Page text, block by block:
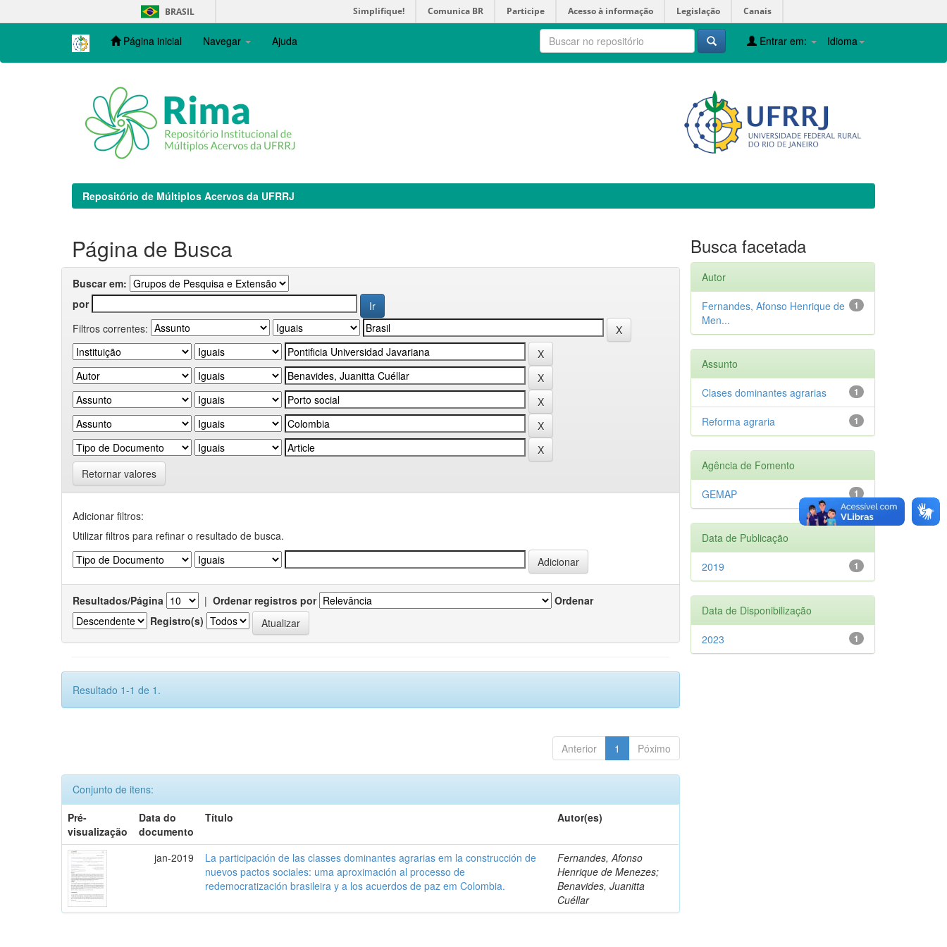
navigation
BRASIL Simplifique! Comunica BR Participe Acesso à informação Legislação Canais
Página inicial Navegar Ajuda Idioma
Entrar em:
Repositório de Múltiplos Acervos da UFRRJ
Página de Busca
Buscar em:
por
Filtros correntes:
Retornar valores
Adicionar filtros:
Utilizar filtros para refinar o resultado de busca.
Resultados/Página | Ordenar registros por
Ordenar
Registro(s)
Resultado 1-1 de 1.
Anterior 1 Póximo
Conjunto de itens:
Pré-
visualização
Data do
documento
Título Autor(es)
jan-2019
La participación de las classes dominantes agrarias em la construcción de
nuevos pactos sociales: uma aproximación al processo de
redemocratización brasileira y a los acuerdos de paz em Colombia.
Fernandes, Afonso
Henrique de Menezes;
Benavides, Juanitta
Cuéllar
Busca facetada
Autor
1
Fernandes, Afonso Henrique de
Men...
Assunto
1
Clases dominantes agrarias
1
Reforma agraria
Agência de Fomento
1
GEMAP
Data de Publicação
1
2019
Data de Disponibilização
1
2023